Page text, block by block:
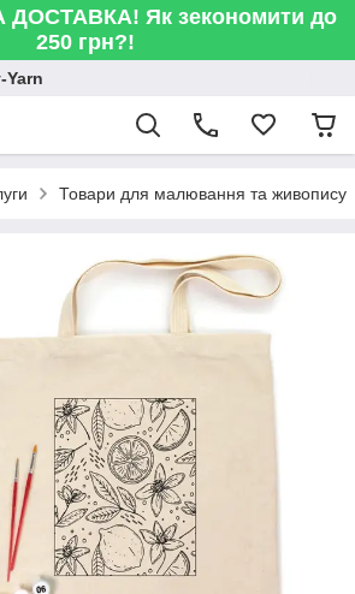
Як зекономити до
250 грн?!
Yarn
Товари для малювання та живопису